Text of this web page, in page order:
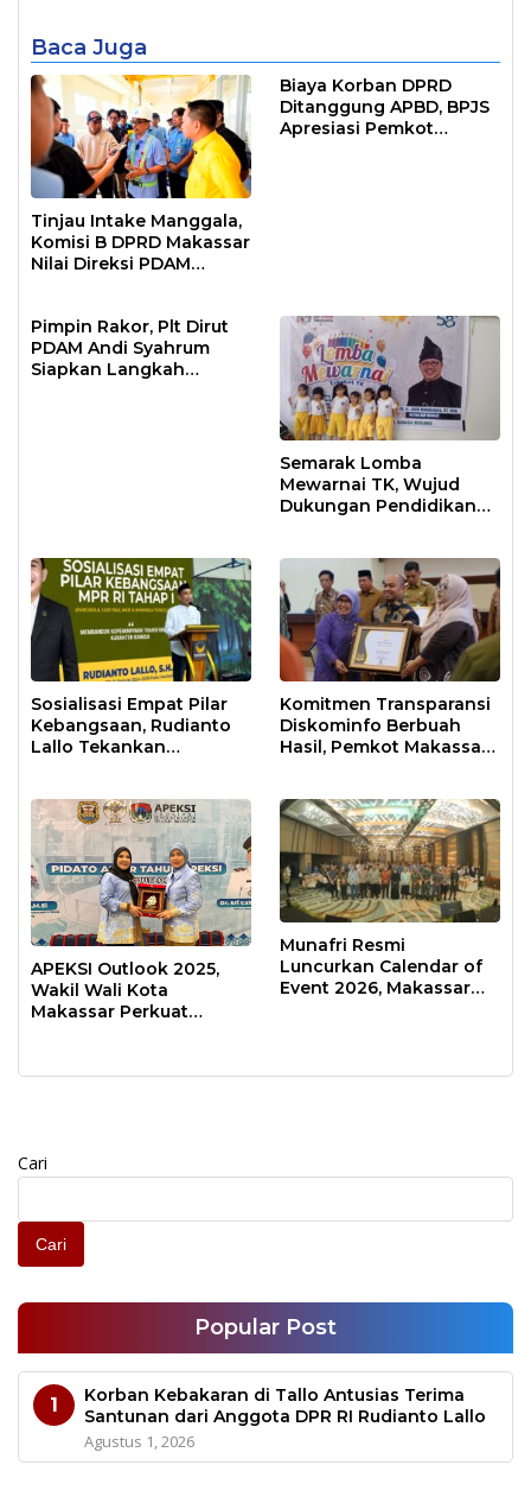
Baca Juga
Tinjau Intake Manggala,
Komisi B DPRD Makassar
Nilai Direksi PDAM
Biaya Korban DPRD
Ditanggung APBD, BPJS
Apresiasi Pemkot
Pimpin Rakor, Plt Dirut
PDAM Andi Syahrum
Siapkan Langkah
Semarak Lomba
Mewarnai TK, Wujud
Dukungan Pendidikan
Sosialisasi Empat Pilar
Kebangsaan, Rudianto
Lallo Tekankan
Komitmen Transparansi
Diskominfo Berbuah
Hasil, Pemkot Makassar
APEKSI Outlook 2025,
Wakil Wali Kota
Makassar Perkuat
Munafri Resmi
Luncurkan Calendar of
Event 2026, Makassar
Cari
Cari
Popular Post
1
Korban Kebakaran di Tallo Antusias Terima
Santunan dari Anggota DPR RI Rudianto Lallo
Agustus 1, 2026